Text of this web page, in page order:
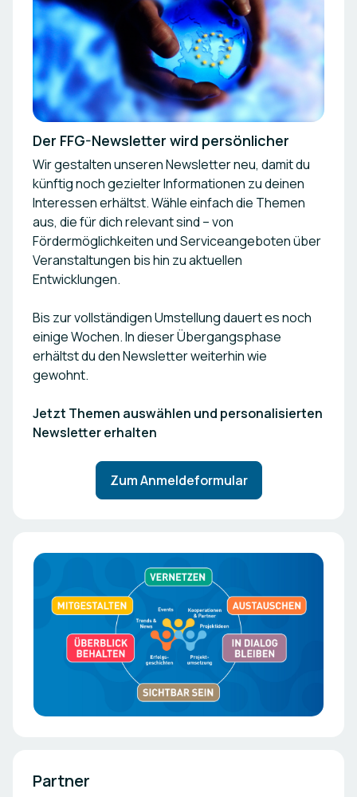
Der FFG-Newsletter wird persönlicher
Wir gestalten unseren Newsletter neu, damit du
künftig noch gezielter Informationen zu deinen
Interessen erhältst. Wähle einfach die Themen
aus, die für dich relevant sind – von
Fördermöglichkeiten und Serviceangeboten über
Veranstaltungen bis hin zu aktuellen
Entwicklungen.
Bis zur vollständigen Umstellung dauert es noch
einige Wochen. In dieser Übergangsphase
erhältst du den Newsletter weiterhin wie
gewohnt.
Jetzt Themen auswählen und personalisierten
Newsletter erhalten
Zum Anmeldeformular
Partner